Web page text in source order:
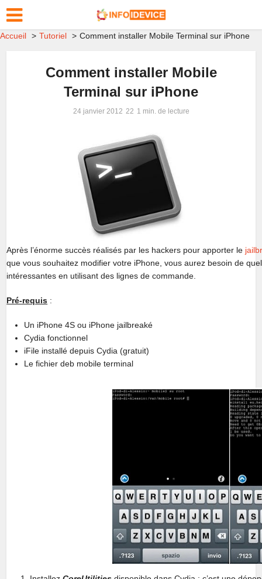
Accueil Tutoriel Comment installer Mobile Terminal sur iPhone
Comment installer Mobile
Terminal sur iPhone
24 janvier 2012 1 min. de lecture
Après l’énorme succès réalisés par les hackers pour apporter le
que vous souhaitez modifier votre iPhone, vous aurez besoin de
intéressantes en utilisant des lignes de commande.
Pré-requis :
Un iPhone 4S ou iPhone jailbreaké
Cydia fonctionnel
iFile installé depuis Cydia (gratuit)
Le fichier deb mobile terminal